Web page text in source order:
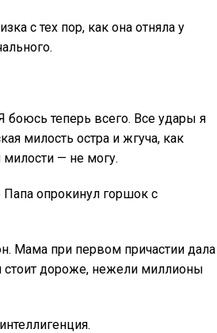
с тех пор, как она отняла у
теперь всего. Все удары я
милость остра и жгуча, как
милости — не могу.
Папа опрокинул горшок с
Мама при первом причастии дала
стоит дороже, нежели миллионы